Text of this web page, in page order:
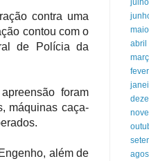
contra uma
contou com o
de Polícia da
foram
máquinas caça-
além de
abril